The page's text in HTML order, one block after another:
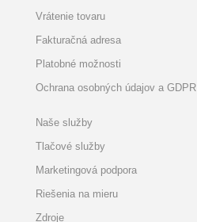
Vrátenie tovaru
Fakturačná adresa
Platobné možnosti
Ochrana osobných údajov a GDPR
Naše služby
Tlačové služby
Marketingová podpora
Riešenia na mieru
Zdroje